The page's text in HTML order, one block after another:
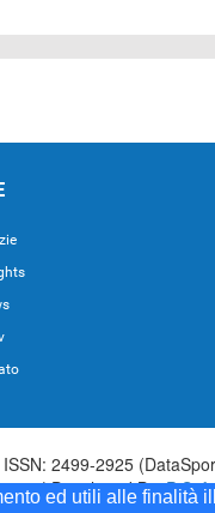
ed utili alle finalità
2499-2925
| Developed By:P-Soft